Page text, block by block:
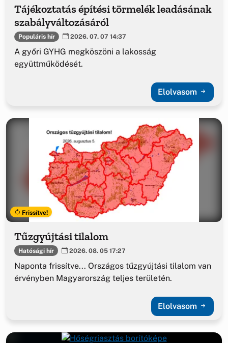
Tájékoztatás építési törmelék leadásának
szabályváltozásáról
Populáris hír 2026. 07. 07 14:37
A győri GYHG megköszöni a lakosság
együttműködését.
Elolvasom
Frissítve!
Tűzgyújtási tilalom
Hatósági hír 2026. 08. 05 17:27
Naponta frissítve... Országos tűzgyújtási tilalom van
érvényben Magyarország teljes területén.
Elolvasom